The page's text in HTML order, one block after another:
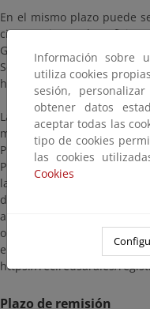
En el mismo plazo puede
cita previa, en las
Gipuzkoa, en la Plaza
Sebastián en horario
horas.
Las alegaciones y
mecanismos establecidos
Procedimiento
Públicas, dirigidas al
la Plaza Pío XII, nº 6, 3ª
de identificación:
aparecen en este anuncio.
o DNI electrónicos en
en la
https://rec.redsara.es/
Plazo de remisión
Información sobre
utiliza cookies
sesión,
obtener datos
aceptar todas las
tipo de cookies
las cookies
Cookies